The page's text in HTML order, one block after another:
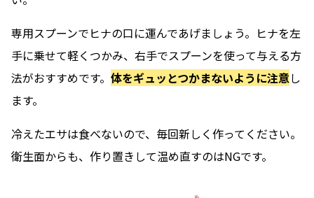
専用スプーンでヒナの口に運んであげましょう。ヒナを左
手に乗せて軽くつかみ、右手でスプーンを使って与える方
法がおすすめです。 体をギュッとつかまないように注意し
ます。
冷えたエサは食べないので、毎回新しく作ってください。
衛生面からも、作り置きして温め直すのはNGです。